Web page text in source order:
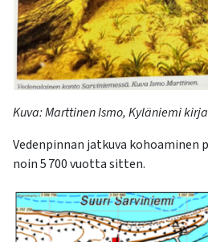
Kuva:Marttinen Ismo, Kyläniemi kirja
Vedenpinnan jatkuva kohoaminen
noin 5700 vuotta sitten.